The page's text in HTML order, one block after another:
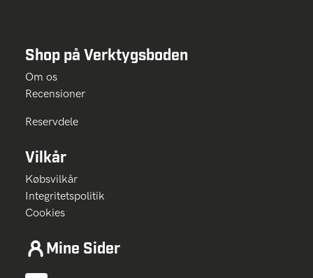
Shop på Verktygsboden
Om os
Recensioner
Reservdele
Vilkår
Købsvilkår
Integritetspolitik
Cookies
Mine Sider